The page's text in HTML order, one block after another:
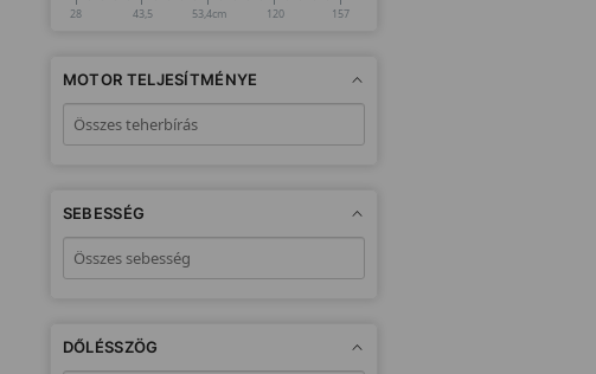
28 43,5 53,4cm 120 157
MOTOR TELJESÍTMÉNYE
SEBESSÉG
DŐLÉSSZÖG